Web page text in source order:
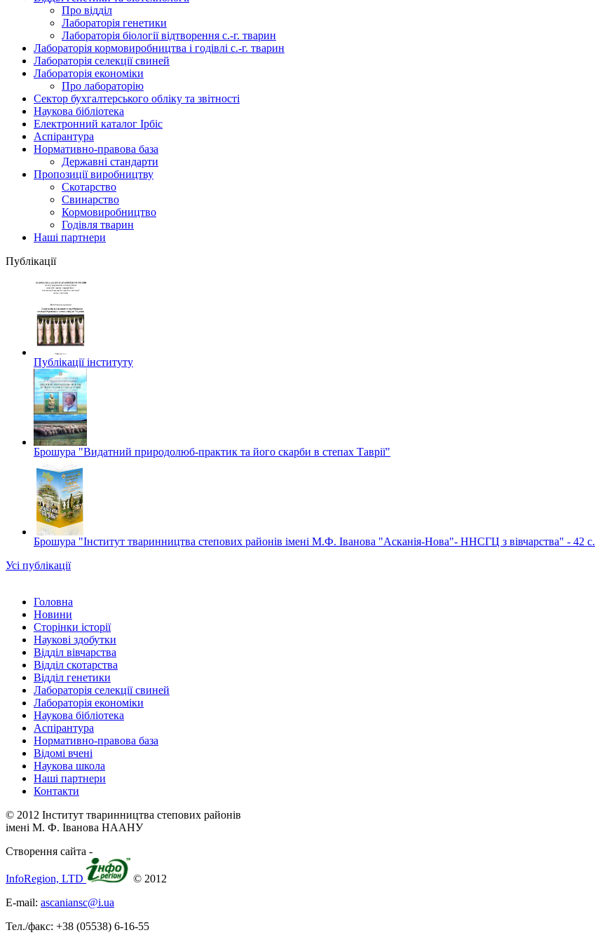
Про відділ
Лабораторія генетики
Лабораторія біології відтворення с.-г. тварин
Лабораторія кормовиробництва і годівлі с.-г. тварин
Лабораторія селекції свиней
Лабораторія економіки
Про лабораторію
Сектор бухгалтерського обліку та звітності
Наукова бібліотека
Електронний каталог Iрбiс
Аспірантура
Нормативно-правова база
Державні стандарти
Пропозиції виробництву
Скотарство
Свинарство
Кормовиробництво
Годівля тварин
Наші партнери
Публікації
Публікації інституту
Брошура "Видатний природолюб-практик та його скарби в степах Таврії"
Брошура "Інститут тваринництва степових районів імені М.Ф. Іванова "Асканія-Нова"- ННСГЦ з вівчарства" - 42 c.
Усі публікації
Головна
Новини
Сторінки історії
Наукові здобутки
Відділ вівчарства
Відділ скотарства
Відділ генетики
Лабораторія селекції свиней
Лабораторія економіки
Наукова бібліотека
Аспірантура
Нормативно-правова база
Відомі вчені
Наукова школа
Наші партнери
Контакти
© 2012 Інститут тваринництва степових районів
імені М. Ф. Іванова НААНУ
Створення сайта -
InfoRegion, LTD
© 2012
E-mail: ascaniansc@i.ua
Тел./факс: +38 (05538) 6-16-55